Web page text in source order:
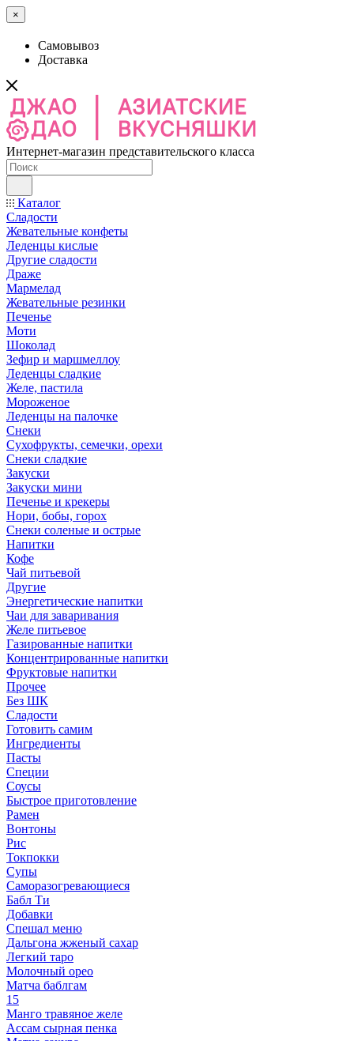
×
Самовывоз
Доставка
Интернет-магазин представительского класса
Каталог
Сладости
Жевательные конфеты
Леденцы кислые
Другие сладости
Драже
Мармелад
Жевательные резинки
Печенье
Моти
Шоколад
Зефир и маршмеллоу
Леденцы сладкие
Желе, пастила
Мороженое
Леденцы на палочке
Снеки
Сухофрукты, семечки, орехи
Снеки сладкие
Закуски
Закуски мини
Печенье и крекеры
Нори, бобы, горох
Снеки соленые и острые
Напитки
Кофе
Чай питьевой
Другие
Энергетические напитки
Чаи для заваривания
Желе питьевое
Газированные напитки
Концентрированные напитки
Фруктовые напитки
Прочее
Без ШК
Сладости
Готовить самим
Ингредиенты
Пасты
Специи
Соусы
Быстрое приготовление
Рамен
Вонтоны
Рис
Токпокки
Супы
Саморазогревающиеся
Бабл Ти
Добавки
Спешал меню
Дальгона жженый сахар
Легкий таро
Молочный орео
Матча баблгам
15
Манго травяное желе
Ассам сырная пенка